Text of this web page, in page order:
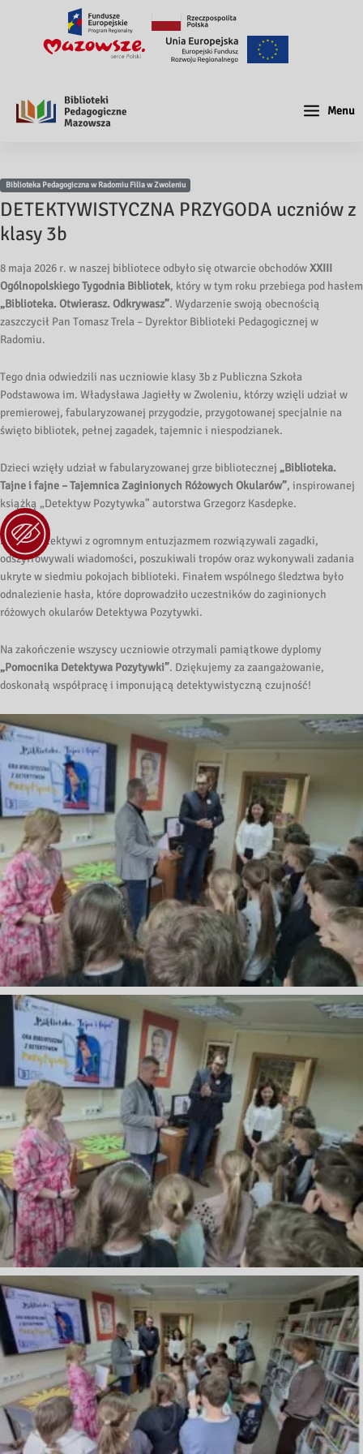
Menu
Biblioteka Pedagogiczna w Radomiu Filia w Zwoleniu
DETEKTYWISTYCZNA PRZYGODA uczniów z
klasy 3b
8 maja 2026 r. w naszej bibliotece odbyło się otwarcie obchodówXXIII
Ogólnopolskiego Tygodnia Bibliotek, który w tym roku przebiega pod hasłem
„Biblioteka. Otwierasz. Odkrywasz”. Wydarzenie swoją obecnością
zaszczycił Pan Tomasz Trela – Dyrektor Biblioteki Pedagogicznej w
Radomiu.
Tego dnia odwiedzili nas uczniowie klasy 3b z Publiczna Szkoła
Podstawowa im. Władysława Jagiełły w Zwoleniu, którzy wzięli udział w
premierowej, fabularyzowanej przygodzie, przygotowanej specjalnie na
święto bibliotek, pełnej zagadek, tajemnic i niespodzianek.
Dzieci wzięły udział w fabularyzowanej grze bibliotecznej „Biblioteka.
Tajne i fajne – Tajemnica Zaginionych Różowych Okularów”, inspirowanej
książką „Detektyw Pozytywka” autorstwa Grzegorz Kasdepke.
Młodzi detektywi z ogromnym entuzjazmem rozwiązywali zagadki,
odszyfrowywali wiadomości, poszukiwali tropów oraz wykonywali zadania
ukryte w siedmiu pokojach biblioteki. Finałem wspólnego śledztwa było
odnalezienie hasła, które doprowadziło uczestników do zaginionych
różowych okularów Detektywa Pozytywki.
Na zakończenie wszyscy uczniowie otrzymali pamiątkowe dyplomy
„Pomocnika Detektywa Pozytywki”. Dziękujemy za zaangażowanie,
doskonałą współpracę i imponującą detektywistyczną czujność!